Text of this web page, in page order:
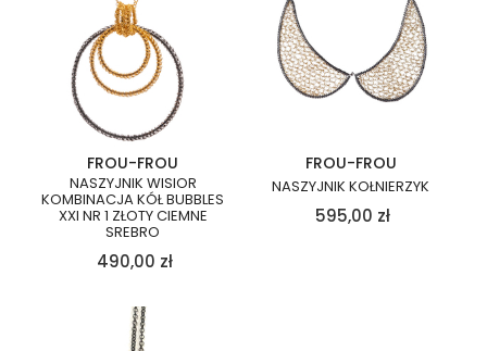
FROU-FROU
NASZYJNIK WISIOR
KOMBINACJA KÓŁ BUBBLES
XXI NR 1 ZŁOTY CIEMNE
SREBRO
490,00 zł
FROU-FROU
NASZYJNIK KOŁNIERZYK
595,00 zł